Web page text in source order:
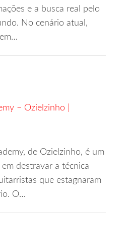
e a busca real pelo
No cenário atual,
– Ozielzinho |
de Ozielzinho, é um
destravar a técnica
que estagnaram
O…